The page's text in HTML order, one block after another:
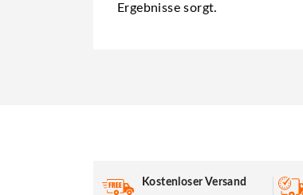
Ergebnisse sorgt.
Kostenloser Versand